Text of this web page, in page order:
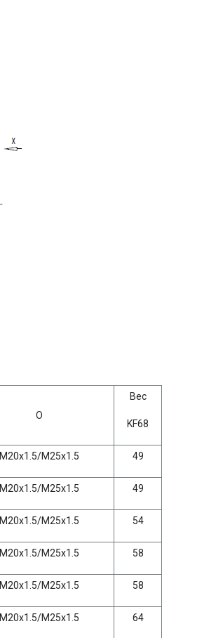
O
Вес
KF68
M20x1.5/M25x1.5 49
M20x1.5/M25x1.5 49
M20x1.5/M25x1.5 54
M20x1.5/M25x1.5 58
M20x1.5/M25x1.5 58
M20x1.5/M25x1.5 64